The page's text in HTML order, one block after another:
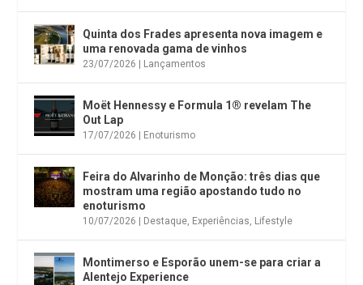
Quinta dos Frades apresenta nova imagem e
uma renovada gama de vinhos
23/07/2026 Lançamentos
Moët Hennessy e Formula 1® revelam The
Out Lap
17/07/2026 Enoturismo
Feira do Alvarinho de Monção: três dias que
mostram uma região apostando tudo no
enoturismo
10/07/2026 Destaque, Experiências, Lifestyle
Montimerso e Esporão unem-se para criar a
Alentejo Experience